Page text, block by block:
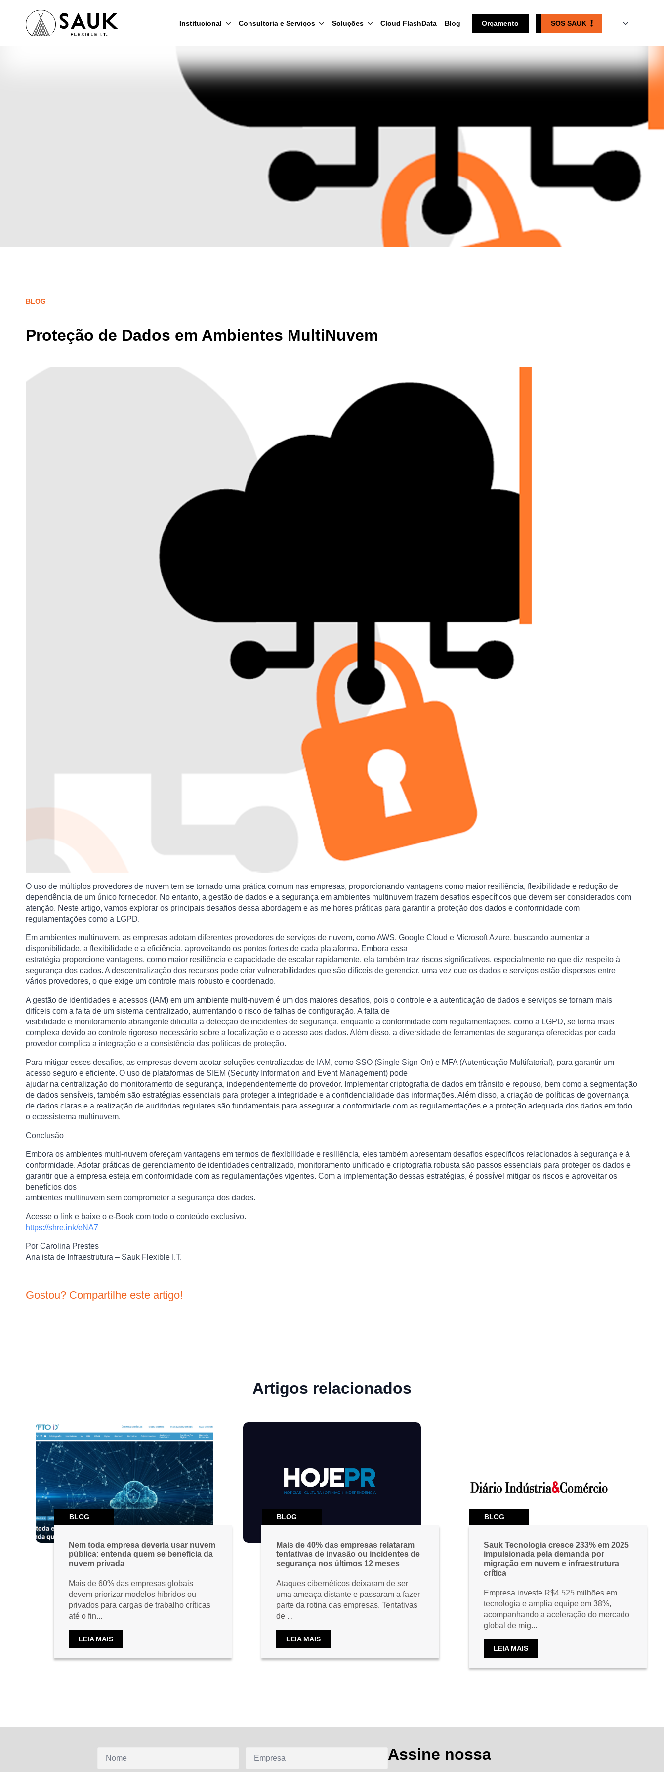
Institucional Consultoria e Serviços Soluções Cloud FlashData Blog Orçamento SOS SAUK
BLOG
Proteção de Dados em Ambientes MultiNuvem
O uso de múltiplos provedores de nuvem tem se tornado uma prática comum nas empresas, proporcionando vantagens como maior resiliência, flexibilidade e redução de
dependência de um único fornecedor. No entanto, a gestão de dados e a segurança em ambientes multinuvem trazem desafios específicos que devem ser considerados com
atenção. Neste artigo, vamos explorar os principais desafios dessa abordagem e as melhores práticas para garantir a proteção dos dados e conformidade com
regulamentações como a LGPD.
Em ambientes multinuvem, as empresas adotam diferentes provedores de serviços de nuvem, como AWS, Google Cloud e Microsoft Azure, buscando aumentar a
disponibilidade, a flexibilidade e a eficiência, aproveitando os pontos fortes de cada plataforma. Embora essa
estratégia proporcione vantagens, como maior resiliência e capacidade de escalar rapidamente, ela também traz riscos significativos, especialmente no que diz respeito à
segurança dos dados. A descentralização dos recursos pode criar vulnerabilidades que são difíceis de gerenciar, uma vez que os dados e serviços estão dispersos entre
vários provedores, o que exige um controle mais robusto e coordenado.
A gestão de identidades e acessos (IAM) em um ambiente multi-nuvem é um dos maiores desafios, pois o controle e a autenticação de dados e serviços se tornam mais
difíceis com a falta de um sistema centralizado, aumentando o risco de falhas de configuração. A falta de
visibilidade e monitoramento abrangente dificulta a detecção de incidentes de segurança, enquanto a conformidade com regulamentações, como a LGPD, se torna mais
complexa devido ao controle rigoroso necessário sobre a localização e o acesso aos dados. Além disso, a diversidade de ferramentas de segurança oferecidas por cada
provedor complica a integração e a consistência das políticas de proteção.
Para mitigar esses desafios, as empresas devem adotar soluções centralizadas de IAM, como SSO (Single Sign-On) e MFA (Autenticação Multifatorial), para garantir um
acesso seguro e eficiente. O uso de plataformas de SIEM (Security Information and Event Management) pode
ajudar na centralização do monitoramento de segurança, independentemente do provedor. Implementar criptografia de dados em trânsito e repouso, bem como a segmentação
de dados sensíveis, também são estratégias essenciais para proteger a integridade e a confidencialidade das informações. Além disso, a criação de políticas de governança
de dados claras e a realização de auditorias regulares são fundamentais para assegurar a conformidade com as regulamentações e a proteção adequada dos dados em todo
o ecossistema multinuvem.
Conclusão
Embora os ambientes multi-nuvem ofereçam vantagens em termos de flexibilidade e resiliência, eles também apresentam desafios específicos relacionados à segurança e à
conformidade. Adotar práticas de gerenciamento de identidades centralizado, monitoramento unificado e criptografia robusta são passos essenciais para proteger os dados e
garantir que a empresa esteja em conformidade com as regulamentações vigentes. Com a implementação dessas estratégias, é possível mitigar os riscos e aproveitar os
benefícios dos
ambientes multinuvem sem comprometer a segurança dos dados.
Acesse o link e baixe o e-Book com todo o conteúdo exclusivo.
https://shre.ink/eNA7
Por Carolina Prestes
Analista de Infraestrutura – Sauk Flexible I.T.
Gostou? Compartilhe este artigo!
Artigos relacionados
BLOG
Nem toda empresa deveria usar nuvem
pública: entenda quem se beneficia da
nuvem privada
Mais de 60% das empresas globais
devem priorizar modelos híbridos ou
privados para cargas de trabalho críticas
até o fin...
LEIA MAIS
BLOG
Mais de 40% das empresas relataram
tentativas de invasão ou incidentes de
segurança nos últimos 12 meses
Ataques cibernéticos deixaram de ser
uma ameaça distante e passaram a fazer
parte da rotina das empresas. Tentativas
de ...
LEIA MAIS
BLOG
Sauk Tecnologia cresce 233% em 2025
impulsionada pela demanda por
migração em nuvem e infraestrutura
crítica
Empresa investe R$4.525 milhões em
tecnologia e amplia equipe em 38%,
acompanhando a aceleração do mercado
global de mig...
LEIA MAIS
Assine nossa